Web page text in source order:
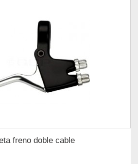
freno doble cable